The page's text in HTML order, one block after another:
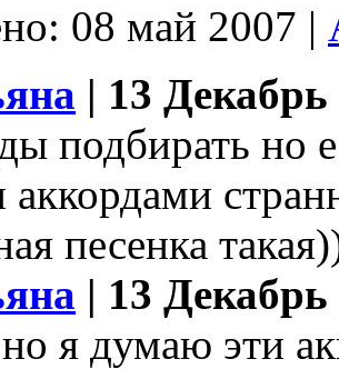
08 май 2007 |
| 13
подбирать но
аккордами
песенка
| 13
я думаю эти